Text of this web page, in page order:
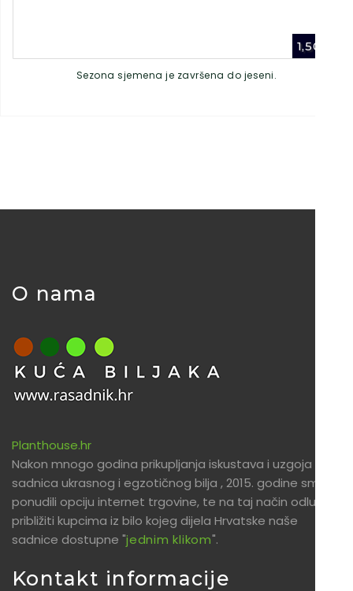
1,50
Sezona sjemena je završena do jeseni.
O nama
Planthouse.hr
Nakon mnogo godina prikupljanja iskustava i uzgoja
sadnica ukrasnog i egzotičnog bilja , 2015. godine smo
ponudili opciju internet trgovine, te na taj način odlučili
približiti kupcima iz bilo kojeg dijela Hrvatske naše
sadnice dostupne "jednim klikom".
Kontakt informacije